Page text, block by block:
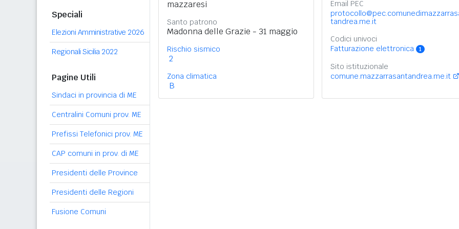
Speciali
Elezioni Amministrative 2026
Regionali Sicilia 2022
Pagine Utili
Sindaci in provincia di ME
Centralini Comuni prov. ME
Prefissi Telefonici prov. ME
CAP comuni in prov. di ME
Presidenti delle Province
Presidenti delle Regioni
Fusione Comuni
mazzaresi
Santo patrono
Madonna delle Grazie - 31 maggio
Rischio sismico
2
Zona climatica
B
Email PEC
tandrea.me.it
Codici univoci
Fatturazione elettronica
1
Sito istituzionale
comune.mazzarrasantandrea.me.it